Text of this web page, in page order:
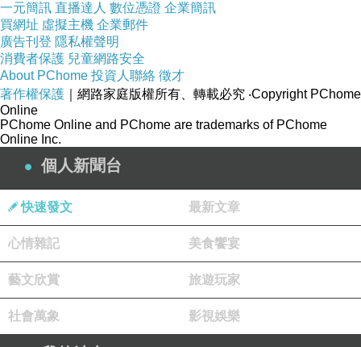
一元簡訊 直播達人 數位憑證 企業簡訊
買網址 虛擬主機 企業郵件
廣告刊登 隱私權聲明
消費者保護 兒童網路安全
About PChome 投資人聯絡 徵才
著作權保護 ｜網路家庭版權所有、轉載必究 ‧Copyright PChome
Online
PChome Online and PChome are trademarks of PChome
Online Inc.
個人新聞台
快速發文 最新文章
心情雜記 美食饗宴
藝文欣賞 旅遊玩家
社會萬象 影視娛樂